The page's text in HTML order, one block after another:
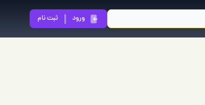
ورود ثبت نام